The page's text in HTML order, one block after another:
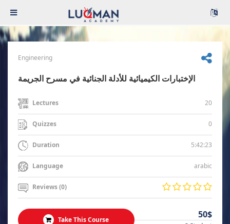
Engineering
الإختبارات الكيميائية للأدلة الجنائية في مسرح الجريمة
Lectures 20
Quizzes 0
Duration 5:42:23
Language arabic
Reviews (0)
Take This Course 50$